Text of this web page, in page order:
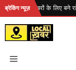
Skip
content
ब्रेकिंग न्यूज़
है... ताज़ा खबरों के लिए बने रहें...
Menu